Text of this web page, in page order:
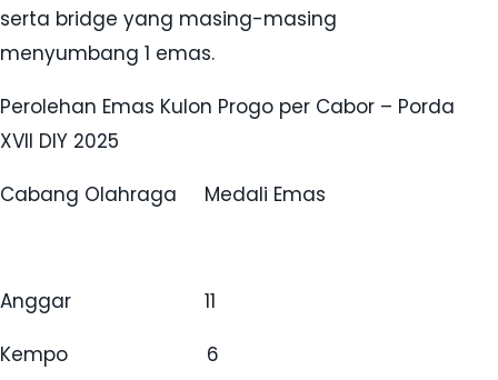
serta bridge yang masing-masing
menyumbang 1 emas.
Perolehan Emas Kulon Progo per Cabor – Porda
XVII DIY 2025
Cabang Olahraga Medali Emas
Anggar 11
Kempo 6